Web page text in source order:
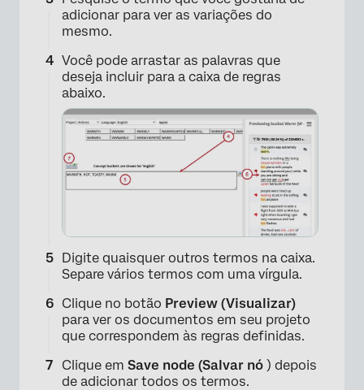
×
adicionar para ver as variações do
mesmo.
Você pode arrastar as palavras que
deseja incluir para a caixa de regras
abaixo.
Digite quaisquer outros termos na caixa.
Separe vários termos com uma vírgula.
Clique no botão Preview (Visualizar)
para ver os documentos em seu projeto
que correspondem às regras definidas.
Clique em Save node (Salvar nó ) depois
de adicionar todos os termos.